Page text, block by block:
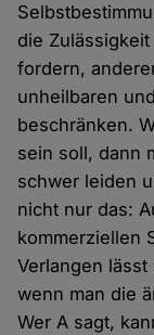
die
fordern,
unheilbaren
beschränken.
sein soll, dann
schwer leiden
nicht nur das:
kommerziellen
Verlangen
wenn man die
Wer A sagt,